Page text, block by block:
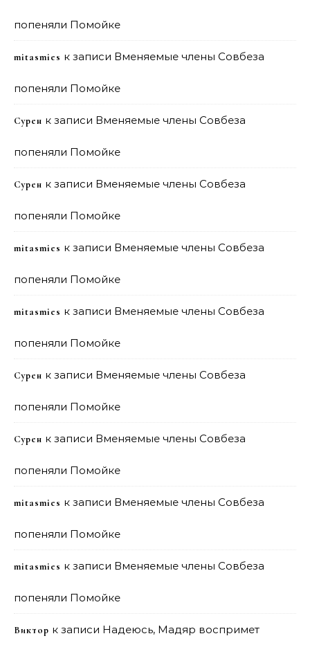
попеняли Помойке
mitasmies к записи Вменяемые члены Совбеза
попеняли Помойке
Сурен к записи Вменяемые члены Совбеза
попеняли Помойке
Сурен к записи Вменяемые члены Совбеза
попеняли Помойке
mitasmies к записи Вменяемые члены Совбеза
попеняли Помойке
mitasmies к записи Вменяемые члены Совбеза
попеняли Помойке
Сурен к записи Вменяемые члены Совбеза
попеняли Помойке
Сурен к записи Вменяемые члены Совбеза
попеняли Помойке
mitasmies к записи Вменяемые члены Совбеза
попеняли Помойке
mitasmies к записи Вменяемые члены Совбеза
попеняли Помойке
Виктор к записи Надеюсь, Мадяр воспримет